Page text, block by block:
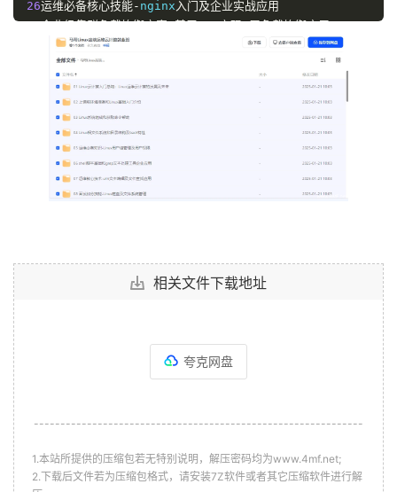
26运维必备核心技能- nginx 入门及企业实战应用
27企业级集群负载均衡方案-基于LVS实现4层负载均衡应用
企业级集群负载均衡方案-基于 实现7
层负载均衡和方向代
企业级集群高可用方案-基于
实现高可用集群
企业级http缓存服务加速-
应用与实战
pxe与cobbler
运维自动化神器-
企业级开源监控鹰眼系统- 入门到精通
相关文件下载地址
夸克网盘
--------------------------------------------------------------
1.本站所提供的压缩包若无特别说明，解压密码均为www.4mf.net;
2.下载后文件若为压缩包格式，请安装7Z软件或者其它压缩软件进行解